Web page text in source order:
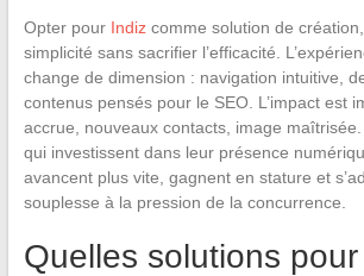
Opter pour Indizcomme solution de création,
simplicité sans sacrifier l’efficacité.
change de dimension : navigation intuitive,
contenus pensés pour le SEO. L’impact est
accrue, nouveaux contacts, image
qui investissent dans leur présence
avancent plus vite, gagnent en stature et
souplesse à la pression de la concurrence.
Quelles solutions pour